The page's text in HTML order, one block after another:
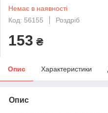
Немає в наявності
Код: 56155
Роздріб
153 ₴
Опис Характеристики
Опис